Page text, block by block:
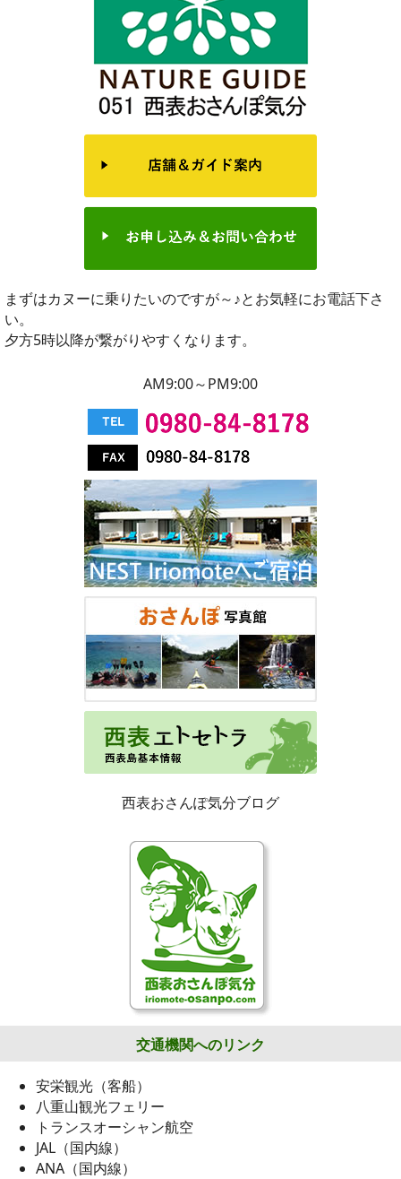
まずはカヌーに乗りたいのですが～♪とお気軽にお電話下さ
い。
夕方5時以降が繋がりやすくなります。
AM9:00～PM9:00
西表おさんぽ気分ブログ
交通機関へのリンク
安栄観光（客船）
八重山観光フェリー
トランスオーシャン航空
JAL（国内線）
ANA（国内線）